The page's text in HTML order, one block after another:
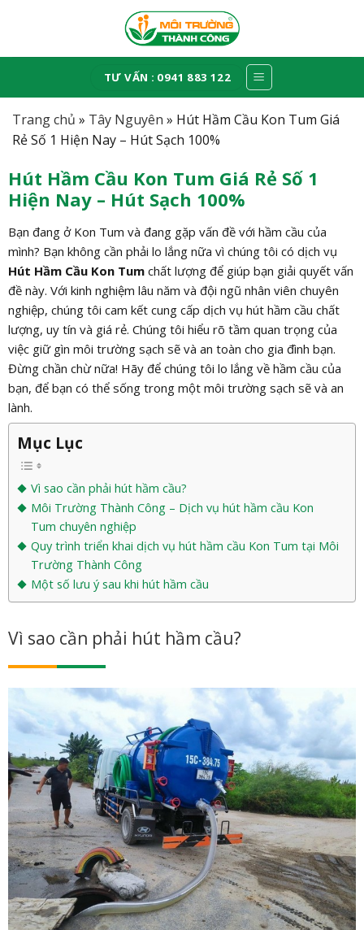
TƯ VẤN : 0941 883 122
Trang chủ » Tây Nguyên » Hút Hầm Cầu Kon Tum Giá
Rẻ Số 1 Hiện Nay – Hút Sạch 100%
Hút Hầm Cầu Kon Tum Giá Rẻ Số 1
Hiện Nay – Hút Sạch 100%
Bạn đang ở Kon Tum và đang gặp vấn đề với hầm cầu của
mình? Bạn không cần phải lo lắng nữa vì chúng tôi có dịch vụ
Hút Hầm Cầu Kon Tumchất lượng để giúp bạn giải quyết vấn
đề này. Với kinh nghiệm lâu năm và đội ngũ nhân viên chuyên
nghiệp, chúng tôi cam kết cung cấp dịch vụ hút hầm cầu chất
lượng, uy tín và giá rẻ. Chúng tôi hiểu rõ tầm quan trọng của
việc giữ gìn môi trường sạch sẽ và an toàn cho gia đình bạn.
Đừng chần chừ nữa! Hãy để chúng tôi lo lắng về hầm cầu của
bạn, để bạn có thể sống trong một môi trường sạch sẽ và an
lành.
Mục Lục
Vì sao cần phải hút hầm cầu?
Môi Trường Thành Công – Dịch vụ hút hầm cầu Kon
Tum chuyên nghiệp
Quy trình triển khai dịch vụ hút hầm cầu Kon Tum tại Môi
Trường Thành Công
Một số lưu ý sau khi hút hầm cầu
Vì sao cần phải hút hầm cầu?